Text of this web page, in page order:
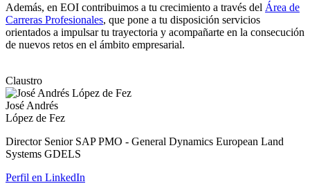
Además, en EOI contribuimos a tu crecimiento a través del Área de
Carreras Profesionales, que pone a tu disposición servicios
orientados a impulsar tu trayectoria y acompañarte en la consecución
de nuevos retos en el ámbito empresarial.
Claustro
José Andrés
López de Fez
Director Senior SAP PMO - General Dynamics European Land
Systems GDELS
Perfil en LinkedIn